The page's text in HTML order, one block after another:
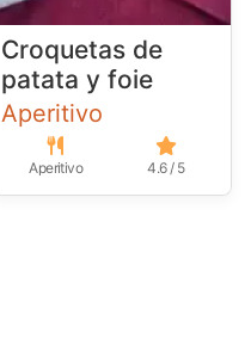
Croquetas de
patata y foie
Aperitivo
Aperitivo 4.6 / 5